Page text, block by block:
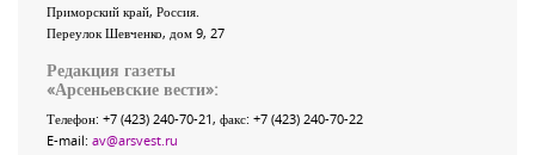
Приморский край, Россия
Переулок Шевченко, дом 9, 27
Редакция газеты
«Арсеньевские вести»:
Телефон: +7 (423) 240-70-21, факс: +7 (423) 240-70-22
E-mail: av@arsvest.ru